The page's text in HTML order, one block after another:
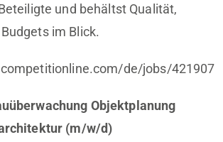
und behältst Qualität,
im Blick.
de/jobs/421907
Objektplanung
(m/w/d)